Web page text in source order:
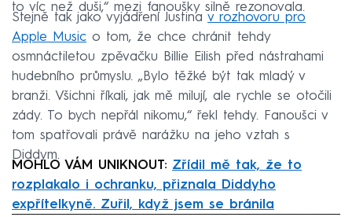
to víc než duši,“ mezi fanoušky silně rezonovala.
Stejně tak jako vyjádření Justina v rozhovoru pro
Apple Music o tom, že chce chránit tehdy
osmnáctiletou zpěvačku Billie Eilish před nástrahami
hudebního průmyslu. „Bylo těžké být tak mladý v
branži. Všichni říkali, jak mě milují, ale rychle se otočili
zády. To bych nepřál nikomu,“ řekl tehdy. Fanoušci v
tom spatřovali právě narážku na jeho vztah s
Diddym.
MOHLO VÁM UNIKNOUT: Zřídil mě tak, že to
rozplakalo i ochranku, přiznala Diddyho
expřítelkyně. Zuřil, když jsem se bránila